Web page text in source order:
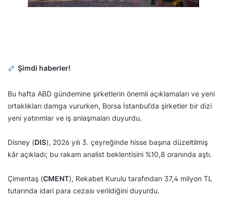
Şimdi haberler!
Bu hafta ABD gündemine şirketlerin önemli açıklamaları ve yeni
ortaklıkları damga vururken, Borsa İstanbul’da şirketler bir dizi
yeni yatırımlar ve iş anlaşmaları duyurdu.
Disney (DIS), 2026 yılı 3. çeyreğinde hisse başına düzeltilmiş
kâr açıkladı; bu rakam analist beklentisini %10,8 oranında aştı.
Çimentaş (CMENT), Rekabet Kurulu tarafından 37,4 milyon TL
tutarında idari para cezası verildiğini duyurdu.